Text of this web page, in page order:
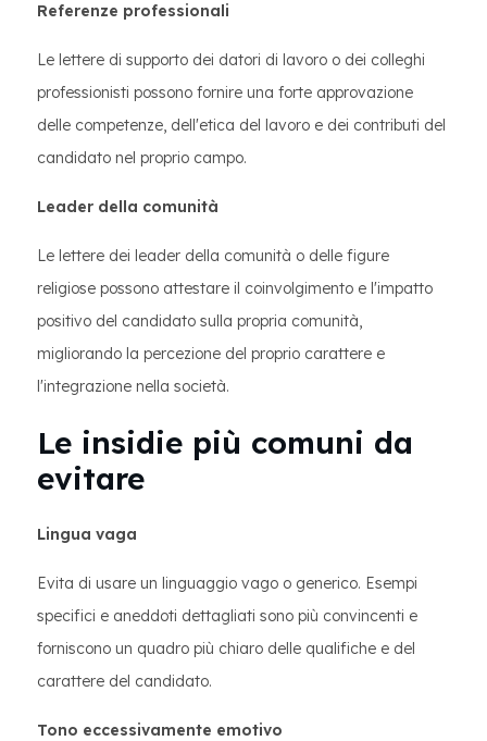
Referenze professionali
Le lettere di supporto dei datori di lavoro o dei colleghi
professionisti possono fornire una forte approvazione
delle competenze, dell'etica del lavoro e dei contributi del
candidato nel proprio campo.
Leader della comunità
Le lettere dei leader della comunità o delle figure
religiose possono attestare il coinvolgimento e l'impatto
positivo del candidato sulla propria comunità,
migliorando la percezione del proprio carattere e
l'integrazione nella società.
Le insidie più comuni da
evitare
Lingua vaga
Evita di usare un linguaggio vago o generico. Esempi
specifici e aneddoti dettagliati sono più convincenti e
forniscono un quadro più chiaro delle qualifiche e del
carattere del candidato.
Tono eccessivamente emotivo